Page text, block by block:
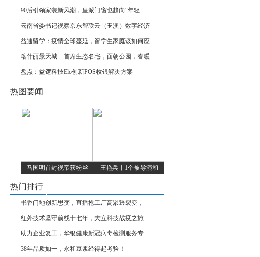
90后引领家装新风潮，皇派门窗也趋向“年轻
云南省委书记视察京东智联云（玉溪）数字经济
益通留学：疫情全球蔓延，留学生家庭该如何应
喀什丽景天城—首席生态名宅，面朝公园，春暖
盘点：益逻科技Elo创新POS收银解决方案
热图要闻
马国明首封视帝获粉丝 王艳兵丨1个被导演和
热门排行
书香门地创新思变，直播抢工厂高渗透裂变，
红外技术坚守前线十七年，大立科技战疫之旅
助力企业复工，华银健康新冠病毒检测服务专
38年品质如一，永和豆浆经得起考验！